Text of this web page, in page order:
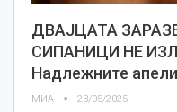
ДВАЈЦАТА
СИПАНИЦИ НЕ
Надлежните
МИА 23/05/2025